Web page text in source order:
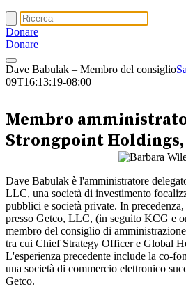
Donare
Donare
Dave Babulak – Membro del consiglio
09T16:13:19-08:00
Membro
Strongpoint Holdings,
Dave Babulak è l'amministratore
LLC, una società di investimento
pubblici e società private. In
presso Getco, LLC, (in seguito KCG e
membro del consiglio di
tra cui Chief Strategy Officer e Global
L'esperienza precedente include la co-
una società di commercio elettronico
Getco.